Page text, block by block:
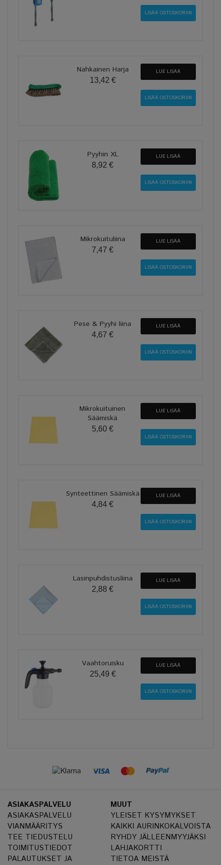
Nahkainen Harja
13,42 €
LUE LISÄÄ
Pyyhin XL
8,92 €
LUE LISÄÄ
Mikrokuituliina
7,47 €
LUE LISÄÄ
Pese & Pyyhi liina
4,67 €
LUE LISÄÄ
Mikrokuituinen
Säämiskä
5,60 €
LUE LISÄÄ
Synteettinen Säämiskä
4,84 €
LUE LISÄÄ
Lasinpuhdistusliina
2,88 €
LUE LISÄÄ
Vaahtoruisku
25,49 €
LUE LISÄÄ
ASIAKASPALVELU
ASIAKASPALVELU
VIANMÄÄRITYS
TEE TIEDUSTELU
TOIMITUSTIEDOT
PALAUTUKSET JA
MUUT
YLEISET KYSYMYKSET
KAIKKI AURINKOKALVOISTA
RYHDY JÄLLEENMYYJÄKSI
LAHJAKORTTI
TIETOA MEISTÄ